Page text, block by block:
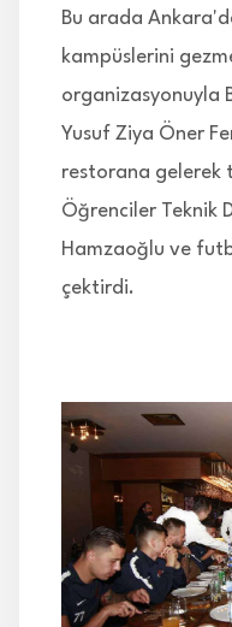
Bu arada
kampüslerini
organizasyonuyla
Yusuf Ziya Öner
restorana gelerek
Öğrenciler Teknik
Hamzaoğlu ve
çektirdi.